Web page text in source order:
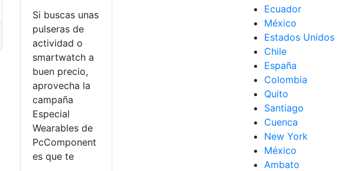
Limpiar ,limpias
AutoSleep,Cardiogram
Si buscas unas
pulseras de
actividad o
smartwatch a
buen precio,
aprovecha la
campaña
Especial
Wearables de
PcComponent
es que te
Ecuador
México
Estados Unidos
Chile
España
Colombia
Quito
Santiago
Cuenca
New York
México
Ambato